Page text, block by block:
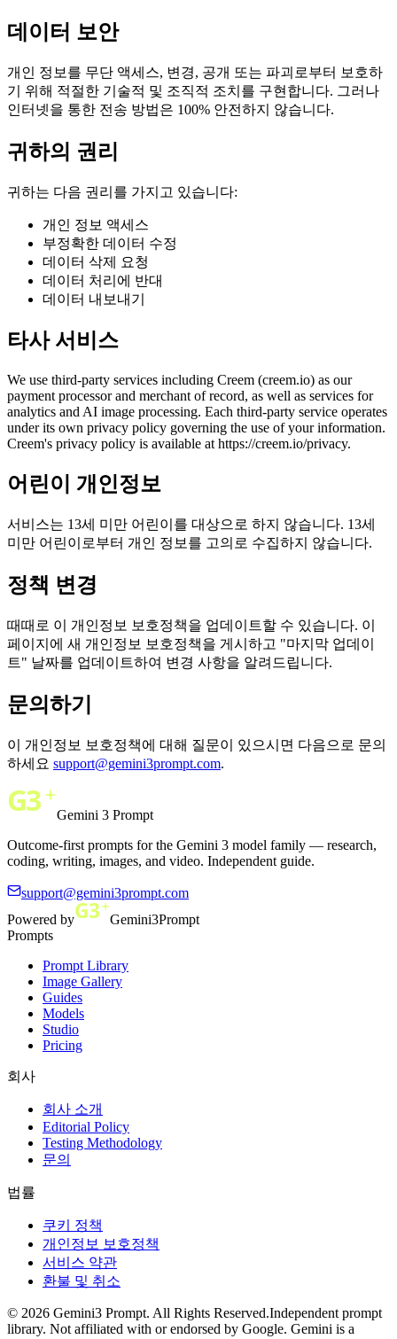
데이터 보안
개인 정보를 무단 액세스, 변경, 공개 또는 파괴로부터 보호하
기 위해 적절한 기술적 및 조직적 조치를 구현합니다. 그러나
인터넷을 통한 전송 방법은 100% 안전하지 않습니다.
귀하의 권리
귀하는 다음 권리를 가지고 있습니다:
개인 정보 액세스
부정확한 데이터 수정
데이터 삭제 요청
데이터 처리에 반대
데이터 내보내기
타사 서비스
We use third-party services including Creem (creem.io) as our
payment processor and merchant of record, as well as services for
analytics and AI image processing. Each third-party service operates
under its own privacy policy governing the use of your information.
Creem's privacy policy is available at https://creem.io/privacy.
어린이 개인정보
서비스는 13세 미만 어린이를 대상으로 하지 않습니다. 13세
미만 어린이로부터 개인 정보를 고의로 수집하지 않습니다.
정책 변경
때때로 이 개인정보 보호정책을 업데이트할 수 있습니다. 이
페이지에 새 개인정보 보호정책을 게시하고 "마지막 업데이
트" 날짜를 업데이트하여 변경 사항을 알려드립니다.
문의하기
이 개인정보 보호정책에 대해 질문이 있으시면 다음으로 문의
하세요 support@gemini3prompt.com.
Gemini 3 Prompt
Outcome-first prompts for the Gemini 3 model family — research,
coding, writing, images, and video. Independent guide.
support@gemini3prompt.com
Powered by
Gemini3Prompt
Prompts
Prompt Library
Image Gallery
Guides
Models
Studio
Pricing
회사
회사 소개
Editorial Policy
Testing Methodology
문의
법률
쿠키 정책
개인정보 보호정책
서비스 약관
환불 및 취소
© 2026 Gemini3 Prompt. All Rights Reserved.Independent prompt
library. Not affiliated with or endorsed by Google. Gemini is a